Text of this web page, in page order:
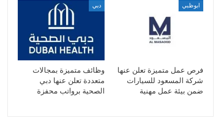
ابوظبي
فرص عمل متميزة تعلن عنها
شركة المسعود للسيارات
ضمن بيئة عمل مهنية
دبي
وظائف متميزة بمجالات
متعددة تعلن عنها دبي
الصحية برواتب محفزة